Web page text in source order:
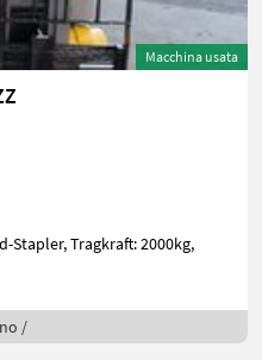
Macchina usata
Stapler, Tragkraft: 2000kg,
/